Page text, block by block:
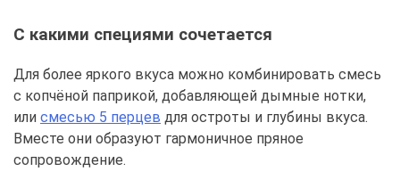
С какими специями сочетается
Для более яркого вкуса можно комбинировать смесь
с копчёной паприкой, добавляющей дымные нотки,
или смесью 5 перцев для остроты и глубины вкуса.
Вместе они образуют гармоничное пряное
сопровождение.